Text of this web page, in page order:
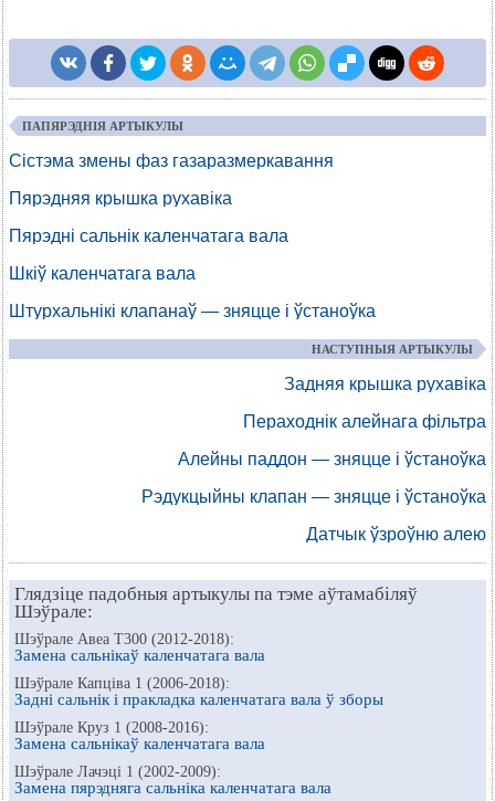
ПАПЯРЭДНІЯ АРТЫКУЛЫ
Сістэма змены фаз газаразмеркавання
Пярэдняя крышка рухавіка
Пярэдні сальнік каленчатага вала
Шкіў каленчатага вала
Штурхальнікі клапанаў — зняцце і ўстаноўка
НАСТУПНЫЯ АРТЫКУЛЫ
Задняя крышка рухавіка
Пераходнік алейнага фільтра
Алейны паддон — зняцце і ўстаноўка
Рэдукцыйны клапан — зняцце і ўстаноўка
Датчык ўзроўню алею
Глядзіце падобныя артыкулы па тэме аўтамабіляў
Шэўрале:
Шэўрале Авеа Т300 (2012-2018):
Замена сальнікаў каленчатага вала
Шэўрале Капціва 1 (2006-2018):
Задні сальнік і пракладка каленчатага вала ў зборы
Шэўрале Круз 1 (2008-2016):
Замена сальнікаў каленчатага вала
Шэўрале Лачэці 1 (2002-2009):
Замена пярэдняга сальніка каленчатага вала